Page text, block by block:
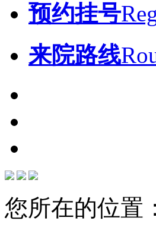
预约挂号
来院路线
您所在的位置：